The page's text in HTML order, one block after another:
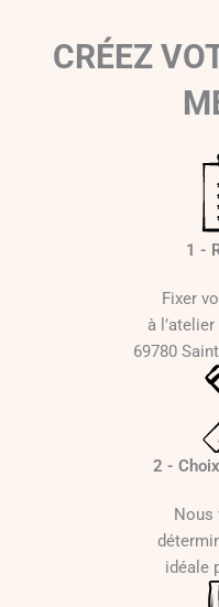
CRÉEZ
1 -
Fixer
à
69780
2 -
Nous
idéale